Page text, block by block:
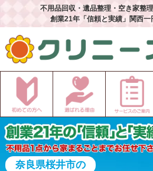
不用品回収・遺品整理・空き家整
創業21年「信頼と実績」関西
奈良県桜井市の